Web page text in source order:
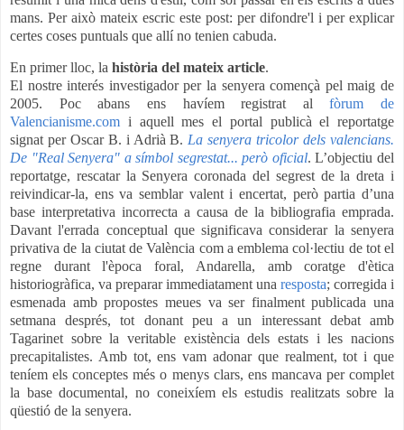
mans. Per això mateix escric este post: per difondre'l i per explicar
certes coses puntuals que allí no tenien cabuda.
En primer lloc, la història del mateix article.
El nostre interés investigador per la senyera començà pel maig de
2005. Poc abans ens havíem registrat alfòrum de
Valencianisme.com i aquell mes el portal publicà el reportatge
signat per Oscar B. i Adrià B.La senyera tricolor dels valencians.
De "Real Senyera" a símbol segrestat... però oficial. L’objectiu del
reportatge, rescatar la Senyera coronada del segrest de la dreta i
reivindicar-la, ens va semblar valent i encertat, però partia d’una
base interpretativa incorrecta a causa de la bibliografia emprada.
Davant l'errada conceptual que significava considerar la senyera
privativa de la ciutat de València com a emblema col·lectiu de tot el
regne durant l'època foral, Andarella, amb coratge d'ètica
historiogràfica, va preparar immediatament una resposta; corregida i
esmenada amb propostes meues va ser finalment publicada una
setmana després, tot donant peu a un interessant debat amb
Tagarinet sobre la veritable existència dels estats i les nacions
precapitalistes. Amb tot, ens vam adonar que realment, tot i que
teníem els conceptes més o menys clars, ens mancava per complet
la base documental, no coneixíem els estudis realitzats sobre la
qüestió de la senyera.